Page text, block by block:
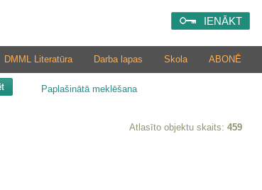
IENĀKT
ABONĒ
Skola
Darba lapas
DMML Literatūra
Paplašinātā meklēšana
Atlasīto objektu skaits: 459